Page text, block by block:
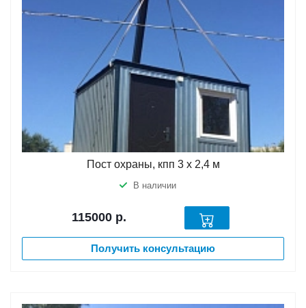
Пост охраны, кпп 3 х 2,4 м
В наличии
115000 р.
Получить консультацию